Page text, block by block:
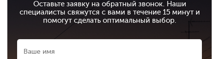
Оставьте заявку на обратный звонок. Наши
специалисты свяжутся с вами в течение 15 минут и
помогут сделать оптимальный выбор.